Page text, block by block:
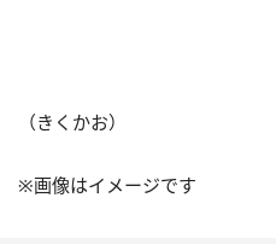
（きくかお）
※画像はイメージです